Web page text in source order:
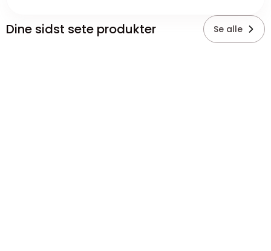
Dine sidst sete produkter Se alle